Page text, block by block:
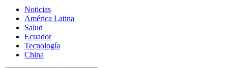
Noticias
América Latina
Salud
Ecuador
Tecnología
China